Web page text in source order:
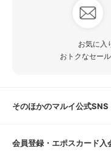
お気に入
おトクなセー
そのほかのマルイ公式SNS
会員登録・エポスカード入